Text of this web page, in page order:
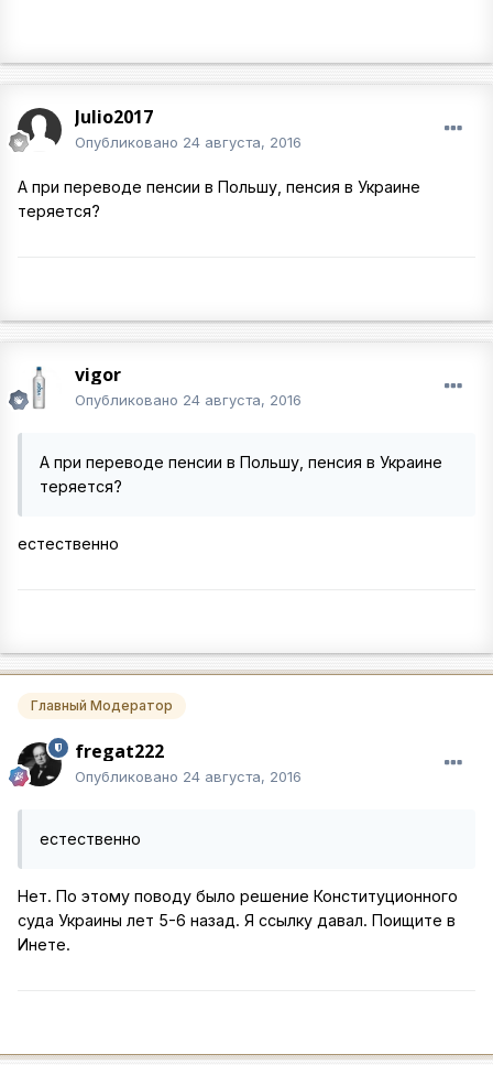
Julio2017
Опубликовано 24 августа, 2016
А при переводе пенсии в Польшу, пенсия в Украине
теряется?
vigor
Опубликовано 24 августа, 2016
А при переводе пенсии в Польшу, пенсия в Украине
теряется?
естественно
Главный Модератор
fregat222
Опубликовано 24 августа, 2016
естественно
Нет. По этому поводу было решение Конституционного
суда Украины лет 5-6 назад. Я ссылку давал. Поищите в
Инете.